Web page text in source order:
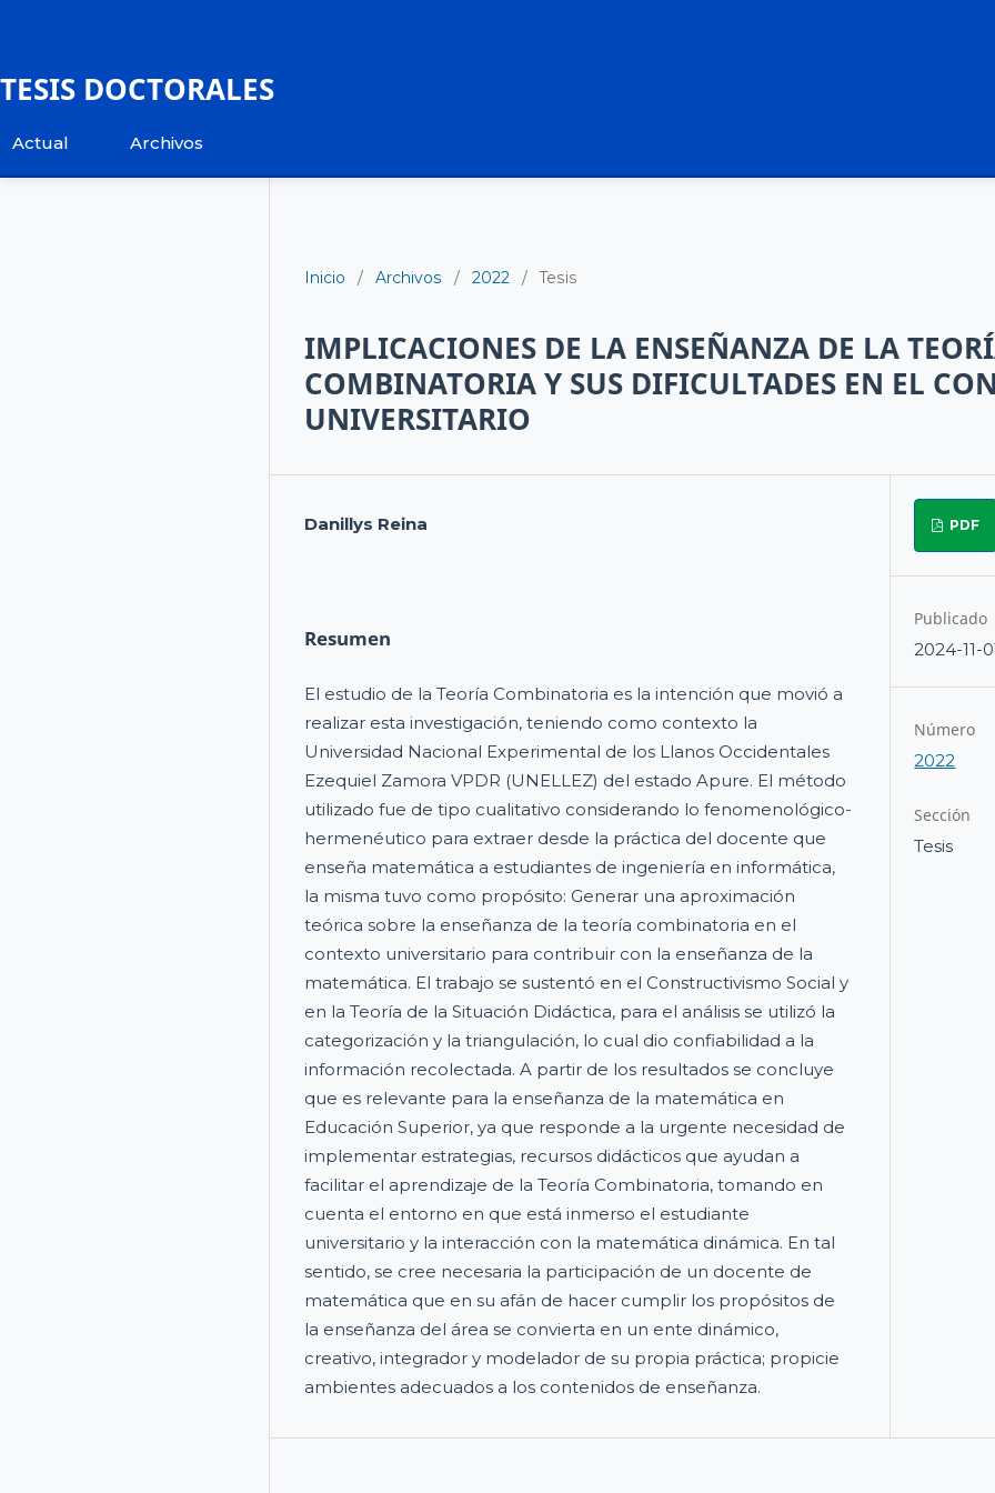
TESIS DOCTORALES
Actual Archivos
Inicio / Archivos / 2022 / Tesis
IMPLICACIONES DE LA ENSEÑANZA DE LA
COMBINATORIA Y SUS DIFICULTADES EN EL
UNIVERSITARIO
Danillys Reina
Resumen
El estudio de la Teoría Combinatoria es la intención que movió a
realizar esta investigación, teniendo como contexto la
Universidad Nacional Experimental de los Llanos Occidentales
Ezequiel Zamora VPDR (UNELLEZ) del estado Apure. El método
utilizado fue de tipo cualitativo considerando lo fenomenológico-
hermenéutico para extraer desde la práctica del docente que
enseña matemática a estudiantes de ingeniería en informática,
la misma tuvo como propósito: Generar una aproximación
teórica sobre la enseñanza de la teoría combinatoria en el
contexto universitario para contribuir con la enseñanza de la
matemática. El trabajo se sustentó en el Constructivismo Social y
en la Teoría de la Situación Didáctica, para el análisis se utilizó la
categorización y la triangulación, lo cual dio confiabilidad a la
información recolectada. A partir de los resultados se concluye
que es relevante para la enseñanza de la matemática en
Educación Superior, ya que responde a la urgente necesidad de
implementar estrategias, recursos didácticos que ayudan a
facilitar el aprendizaje de la Teoría Combinatoria, tomando en
cuenta el entorno en que está inmerso el estudiante
universitario y la interacción con la matemática dinámica. En tal
sentido, se cree necesaria la participación de un docente de
matemática que en su afán de hacer cumplir los propósitos de
la enseñanza del área se convierta en un ente dinámico,
creativo, integrador y modelador de su propia práctica; propicie
ambientes adecuados a los contenidos de enseñanza.
PDF
Publicado
2024-11-
Número
2022
Sección
Tesis